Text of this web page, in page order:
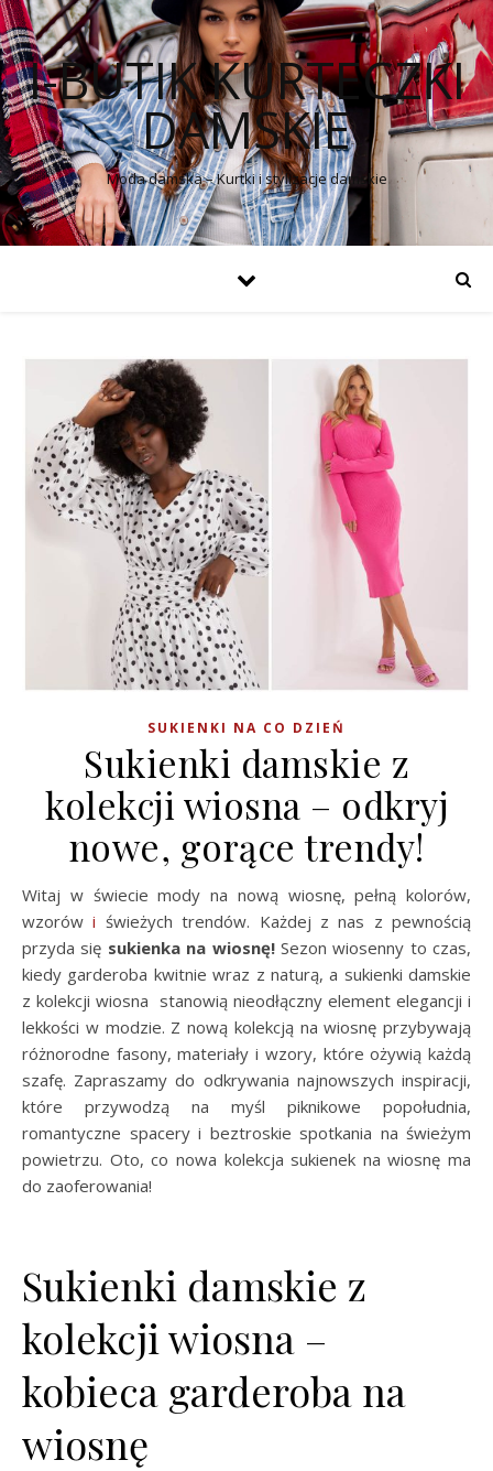
I-BUTIK KURTECZKI
DAMSKIE
Moda damska – Kurtki i stylizacje damskie
SUKIENKI NA CO DZIEŃ
Sukienki damskie z
kolekcji wiosna – odkryj
nowe, gorące trendy!
Witaj w świecie mody na nową wiosnę, pełną kolorów,
wzorówi świeżych trendów. Każdej z nas z pewnością
przyda się sukienka na wiosnę!Sezon wiosenny to czas,
kiedy garderoba kwitnie wraz z naturą, a sukienki damskie
z kolekcji wiosna stanowią nieodłączny element elegancji i
lekkości w modzie. Z nową kolekcją na wiosnę przybywają
różnorodne fasony, materiały i wzory, które ożywią każdą
szafę. Zapraszamy do odkrywania najnowszych inspiracji,
które przywodzą na myśl piknikowe popołudnia,
romantyczne spacery i beztroskie spotkania na świeżym
powietrzu. Oto, co nowa kolekcja sukienek na wiosnę ma
do zaoferowania!
Sukienki damskie z
kolekcji wiosna –
kobieca garderoba na
wiosnę